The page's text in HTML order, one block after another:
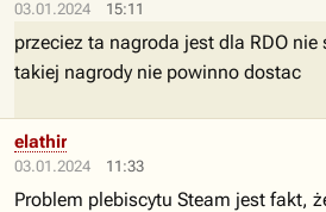
03.01.2024 15:11
przeciez ta nagroda jest dla RDO nie
takiej nagrody nie powinno dostac
03.01.2024 11:33
elathir
Problem plebiscytu Steam jest fakt,